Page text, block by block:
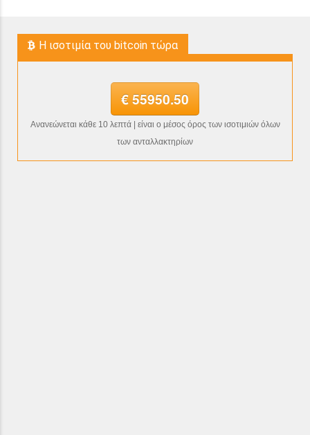
H ισοτιμία του bitcoin τώρα
€ 55950.50
Ανανεώνεται κάθε 10 λεπτά | είναι ο μέσος όρος των ισοτιμιών όλων
των ανταλλακτηρίων